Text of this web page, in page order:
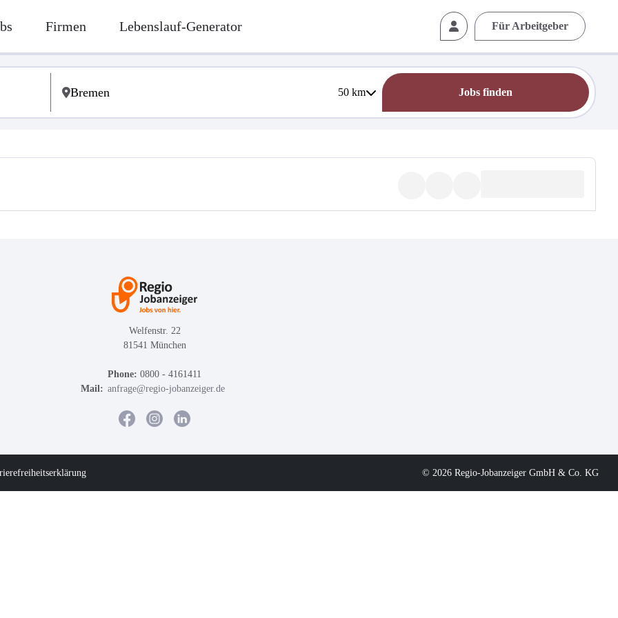
Firmen Lebenslauf-Generator Für Arbeitgeber
50km Jobs finden
Welfenstr. 22
81541 München
Phone: 0800 - 4161411
Mail: anfrage@regio-jobanzeiger.de
© 2026 Regio-Jobanzeiger GmbH & Co. KG